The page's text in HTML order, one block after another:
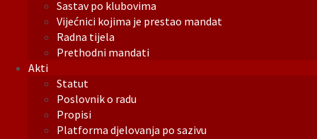
Sastav po klubovima
Vijećnici kojima je prestao mandat
Radna tijela
Prethodni mandati
Akti
Statut
Poslovnik o radu
Propisi
Platforma djelovanja po sazivu